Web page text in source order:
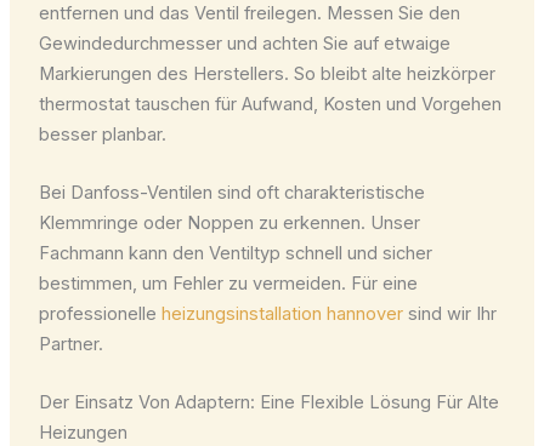
entfernen und das Ventil freilegen. Messen Sie den
Gewindedurchmesser und achten Sie auf etwaige
Markierungen des Herstellers. So bleibt alte heizkörper
thermostat tauschen für Aufwand, Kosten und Vorgehen
besser planbar.
Bei Danfoss-Ventilen sind oft charakteristische
Klemmringe oder Noppen zu erkennen. Unser
Fachmann kann den Ventiltyp schnell und sicher
bestimmen, um Fehler zu vermeiden. Für eine
professionelle heizungsinstallation hannoversind wir Ihr
Partner.
Der Einsatz Von Adaptern: Eine Flexible Lösung Für Alte
Heizungen